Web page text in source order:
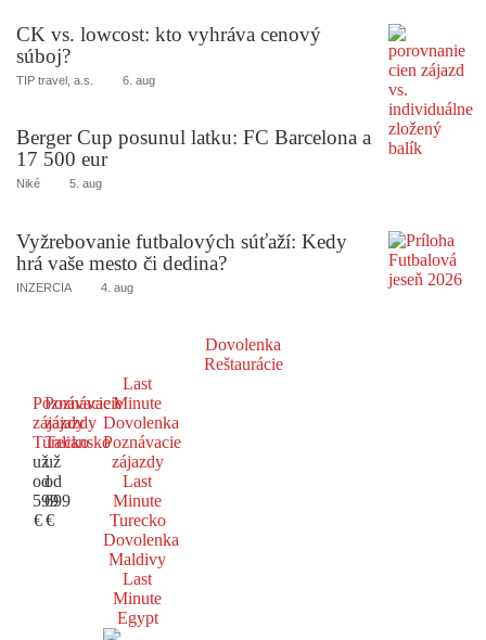
CK vs. lowcost: kto vyhráva cenový
súboj?
TIP travel, a.s. 6. aug
Berger Cup posunul latku: FC Barcelona a
17 500 eur
Niké 5. aug
Vyžrebovanie futbalových súťaží: Kedy
hrá vaše mesto či dedina?
INZERCIA 4. aug
Dovolenka
Reštaurácie
Poznávacie
zájazdy
Turecko
už
od
599
€
Poznávacie
zájazdy
Taliansko
už
od
699
€
Last
Minute
Dovolenka
Poznávacie
zájazdy
Last
Minute
Turecko
Dovolenka
Maldivy
Last
Minute
Egypt